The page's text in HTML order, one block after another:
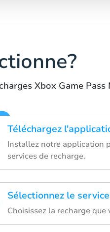
Xbox Game Pass
Téléchargez
Installez notre application
services de recharge.
Sélectionnez le
Choisissez la recharge que